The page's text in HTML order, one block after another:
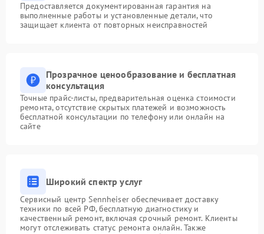
Предоставляется документированная гарантия на
выполненные работы и установленные детали, что
защищает клиента от повторных неисправностей
Прозрачное ценообразование и бесплатная
консультация
Точные прайс-листы, предварительная оценка стоимости
ремонта, отсутствие скрытых платежей и возможность
бесплатной консультации по телефону или онлайн на
сайте
Широкий спектр услуг
Сервисный центр Sennheiser обеспечивает доставку
техники по всей РФ, бесплатную диагностику и
качественный ремонт, включая срочный ремонт. Клиенты
могут отслеживать статус ремонта онлайн. Также